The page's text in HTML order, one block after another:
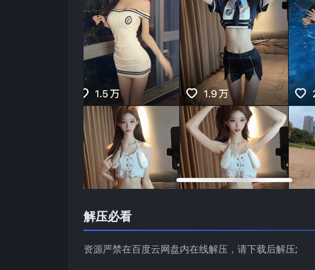
解压必看
资源严禁在百度云网盘内在线解压，请下载后解压;